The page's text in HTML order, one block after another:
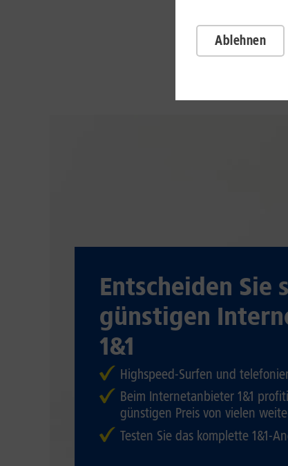
Entscheiden Sie
günstigen
1&1
Highspeed-Surfen und
Beim Internetanbieter 1&1
günstigen Preis von vielen
Testen Sie das komplette 1&1-
Ablehnen